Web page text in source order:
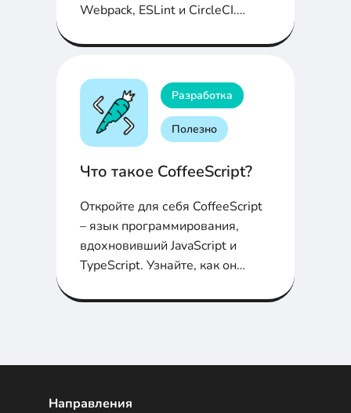
Webpack, ESLint и CircleCI.
жизнь разработчикам, решая
повышая качество кода.
Разработка
Полезно
Что такое CoffeeScript?
Откройте для себя CoffeeScript
– язык программирования,
вдохновивший JavaScript и
TypeScript. Узнайте, как он
и что можно изучить вместо
Направления